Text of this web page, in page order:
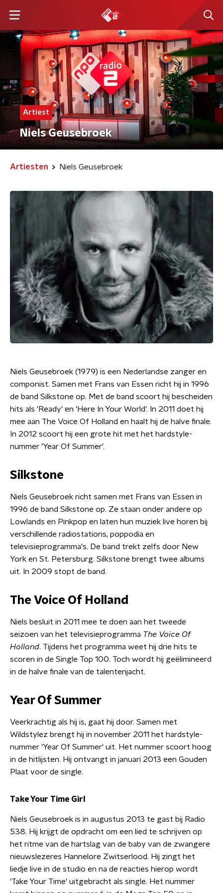
Artiest
Niels Geusebroek
Artiesten Niels Geusebroek
Niels Geusebroek (1979) is een Nederlandse zanger en
componist. Samen met Frans van Essen richt hij in 1996
de band Silkstone op. Met de band scoort hij bescheiden
hits als 'Ready' en 'Here In Your World'. In 2011 doet hij
mee aan The Voice Of Holland en haalt hij de halve finale.
In 2012 scoort hij een grote hit met het hardstyle-
nummer 'Year Of Summer'.
Silkstone
Niels Geusebroek richt samen met Frans van Essen in
1996 de band Silkstone op. Ze staan onder andere op
Lowlands en Pinkpop en laten hun muziek live horen bij
verschillende radiostations, poppodia en
televisieprogramma's. De band trekt zelfs door New
York en St. Petersburg. Silkstone brengt twee albums
uit. In 2009 stopt de band.
The Voice Of Holland
Niels besluit in 2011 mee te doen aan het tweede
seizoen van het televisieprogramma The Voice Of
Holland. Tijdens het programma weet hij drie hits te
scoren in de Single Top 100. Toch wordt hij geëlimineerd
in de halve finale van de talentenjacht.
Year Of Summer
Veerkrachtig als hij is, gaat hij door. Samen met
Wildstylez brengt hij in november 2011 het hardstyle-
nummer 'Year Of Summer' uit. Het nummer scoort hoog
in de hitlijsten. Hij ontvangt in januari 2013 een Gouden
Plaat voor de single.
Take Your Time Girl
Niels Geusebroek is in augustus 2013 te gast bij Radio
538. Hij krijgt de opdracht om een lied te schrijven op
het ritme van de hartslag van de baby van de zwangere
nieuwslezeres Hannelore Zwitserlood. Hij zingt het
liedje live in de studio en na de reacties hierop wordt
'Take Your Time' uitgebracht als single. Het nummer